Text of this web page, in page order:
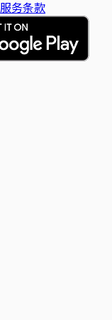
服务条款